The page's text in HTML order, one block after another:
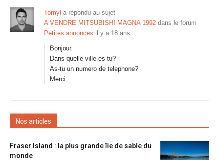
Tomyl a répondu au sujet
A VENDRE MITSUBISHI MAGNA 1992 dans le forum
Petites annonces il y a 18 ans
Bonjour.
Dans quelle ville es-tu?
As-tu un numero de telephone?
Merci.
Nos articles
Fraser Island : la plus grande île de sable du
monde